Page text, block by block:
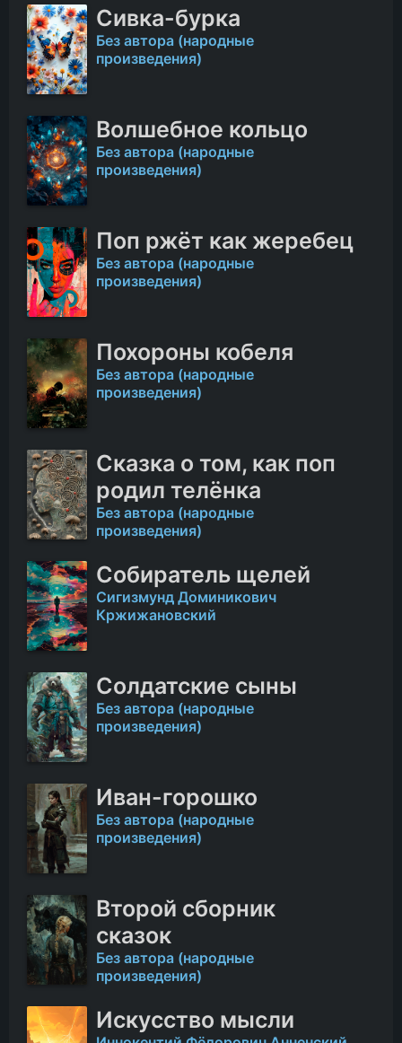
Сивка-бурка
Без автора (народные
произведения)
Волшебное кольцо
Без автора (народные
произведения)
Поп ржёт как жеребец
Без автора (народные
произведения)
Похороны кобеля
Без автора (народные
произведения)
Сказка о том, как поп
родил телёнка
Без автора (народные
произведения)
Собиратель щелей
Сигизмунд Доминикович
Кржижановский
Солдатские сыны
Без автора (народные
произведения)
Иван-горошко
Без автора (народные
произведения)
Второй сборник
сказок
Без автора (народные
произведения)
Искусство мысли